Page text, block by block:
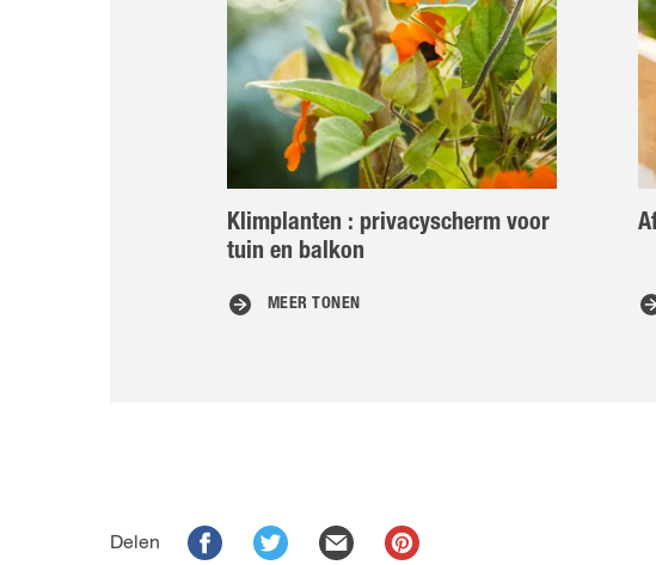
Klimplanten : privacyscherm voor
tuin en balkon
MEER TONEN
Delen